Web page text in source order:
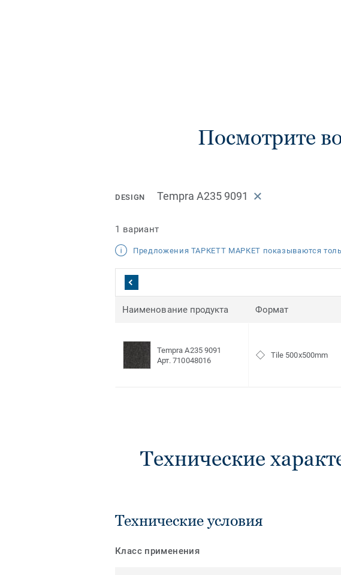
Посмотрите
DESIGN Tempra A235 9091
1 вариант
Предложения ТАРКЕТТ МАРКЕТ показываются
Наименование продукта Формат
Tempra A235 9091
Арт. 710048016
Tile 500x500mm
Технические
Технические условия
Класс применения